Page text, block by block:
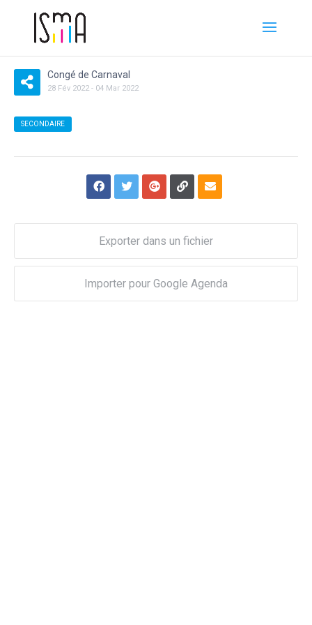
Congé de Carnaval
28 Fév 2022 - 04 Mar 2022
SECONDAIRE
Exporter dans un fichier
Importer pour Google Agenda